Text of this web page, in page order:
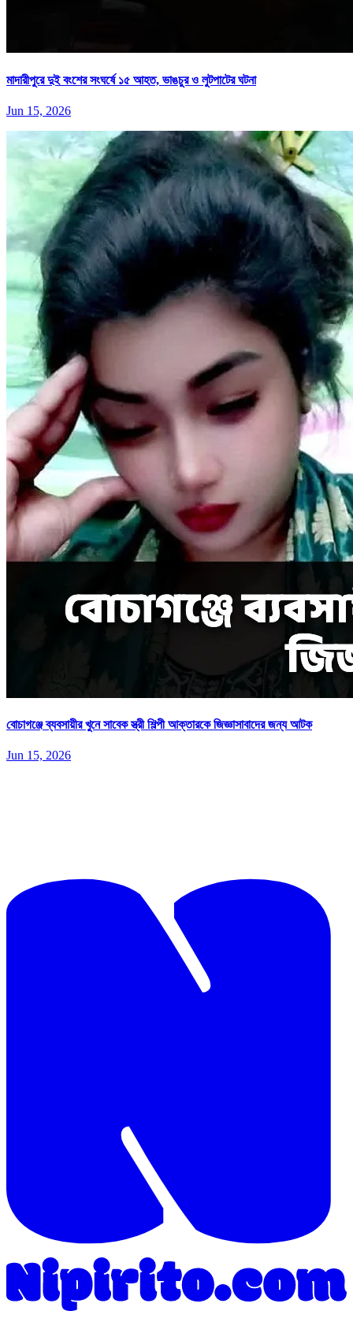
মাদারীপুরে দুই বংশের সংঘর্ষে ১৫ আহত, ভাঙচুর ও লুটপাটের ঘটনা
Jun 15, 2026
বোচাগঞ্জে ব্যবসায়ীর খুনে সাবেক স্ত্রী শিল্পী আক্তারকে জিজ্ঞাসাবাদের জন্য আটক
Jun 15, 2026